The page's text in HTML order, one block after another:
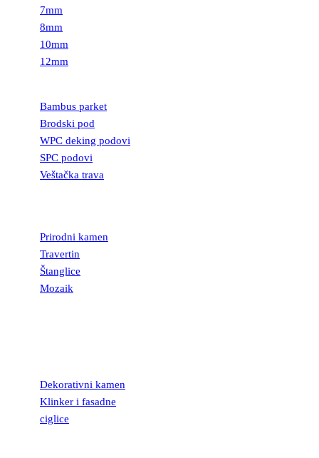
7mm
8mm
10mm
12mm
Bambus parket
Brodski pod
WPC deking podovi
SPC podovi
Veštačka trava
Prirodni kamen
Travertin
Štanglice
Mozaik
Dekorativni kamen
Klinker i fasadne
ciglice